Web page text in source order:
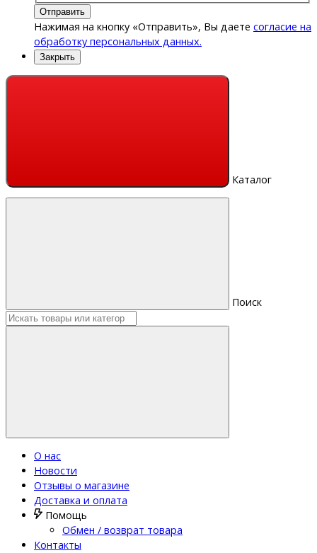
Отправить
Нажимая на кнопку «Отправить», Вы даете согласие на
обработку персональных данных.
Закрыть
Каталог
Поиск
О нас
Новости
Отзывы о магазине
Доставка и оплата
Помощь
Обмен / возврат товара
Контакты